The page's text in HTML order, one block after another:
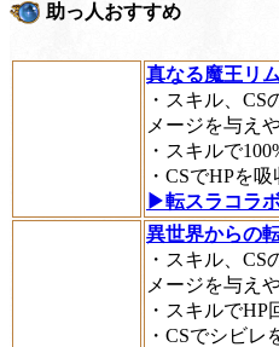
助っ人おすすめ
真なる魔王リ
・スキル、
メージを与え
・スキルで
・CSでHPを吸
▶転スラコラ
異世界からの
・スキル、
メージを与え
・スキルでHP
・CSでシビレ